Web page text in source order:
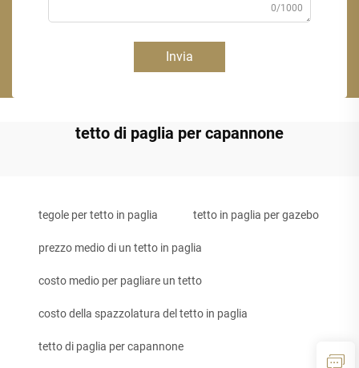
0/1000
Invia
tetto di paglia per capannone
tegole per tetto in paglia tetto in paglia per gazebo
prezzo medio di un tetto in paglia
costo medio per pagliare un tetto
costo della spazzolatura del tetto in paglia
tetto di paglia per capannone